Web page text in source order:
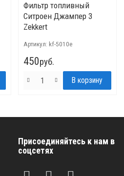
Фильтр топливный
Ситроен Джампер 3
Zekkert
Артикул: kf-5010e
450руб.
Присоединяйтесь к нам в
соцсетях